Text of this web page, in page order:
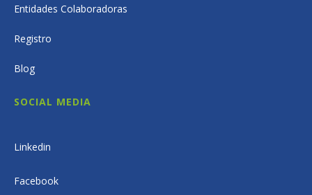
Entidades Colaboradoras
Registro
Blog
SOCIAL MEDIA
Linkedin
Facebook